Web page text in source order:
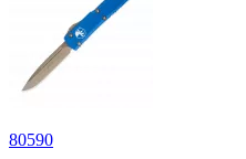
80590